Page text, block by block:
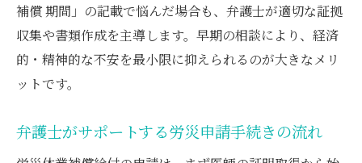
補償 期間」の記載で悩んだ場合も、弁護士が適切な証拠
収集や書類作成を主導します。早期の相談により、経済
的・精神的な不安を最小限に抑えられるのが大きなメリ
ットです。
弁護士がサポートする労災申請手続きの流れ